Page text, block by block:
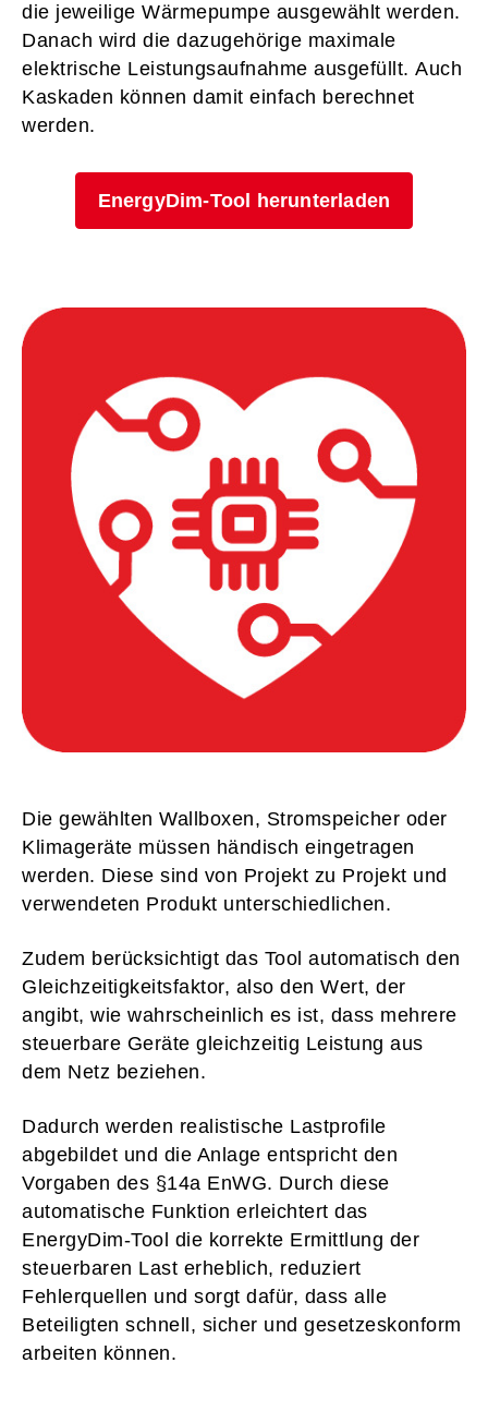
die jeweilige Wärmepumpe ausgewählt werden.
Danach wird die dazugehörige maximale
elektrische Leistungsaufnahme ausgefüllt. Auch
Kaskaden können damit einfach berechnet
werden.
EnergyDim-Tool herunterladen
Die gewählten Wallboxen, Stromspeicher oder
Klimageräte müssen händisch eingetragen
werden. Diese sind von Projekt zu Projekt und
verwendeten Produkt unterschiedlichen.
Zudem berücksichtigt das Tool automatisch den
Gleichzeitigkeitsfaktor, also den Wert, der
angibt, wie wahrscheinlich es ist, dass mehrere
steuerbare Geräte gleichzeitig Leistung aus
dem Netz beziehen.
Dadurch werden realistische Lastprofile
abgebildet und die Anlage entspricht den
Vorgaben des §14a EnWG. Durch diese
automatische Funktion erleichtert das
EnergyDim-Tool die korrekte Ermittlung der
steuerbaren Last erheblich, reduziert
Fehlerquellen und sorgt dafür, dass alle
Beteiligten schnell, sicher und gesetzeskonform
arbeiten können.